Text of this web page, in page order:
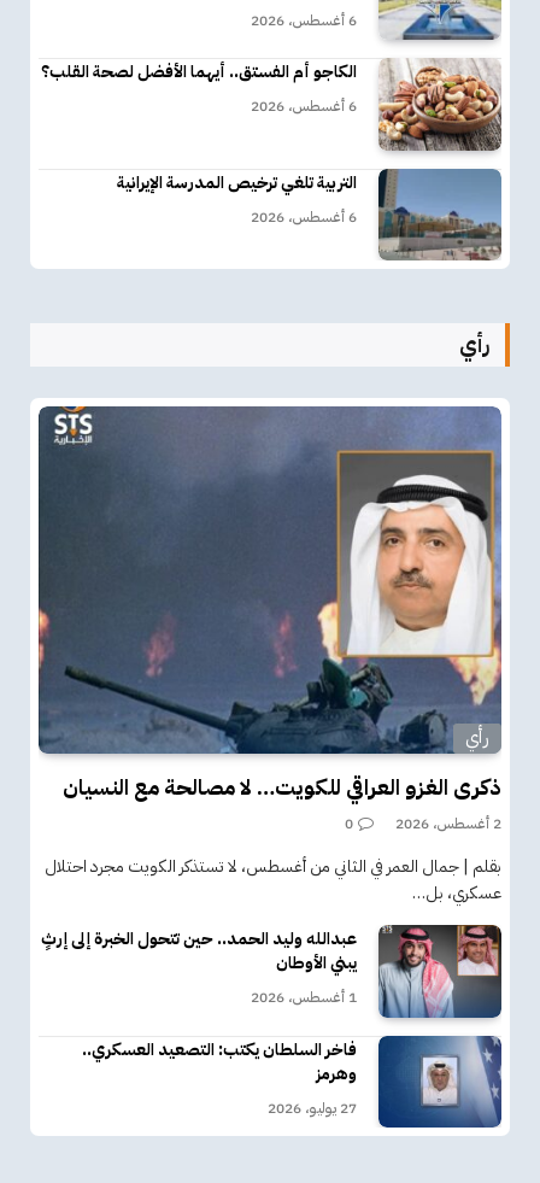
6 أغسطس، 2026
الكاجو أم الفستق.. أيهما الأفضل لصحة القلب؟
6 أغسطس، 2026
التربية تلغي ترخيص المدرسة الإيرانية
6 أغسطس، 2026
رأي
رأي
ذكرى الغزو العراقي للكويت… لا مصالحة مع النسيان
2 أغسطس، 2026 0
بقلم | جمال العمر في الثاني من أغسطس، لا تستذكر الكويت مجرد احتلال
عسكري، بل…
عبدالله وليد الحمد.. حين تتحول الخبرة إلى إرثٍ
يبني الأوطان
1 أغسطس، 2026
فاخر السلطان يكتب: التصعيد العسكري..
وهرمز
27 يوليو، 2026